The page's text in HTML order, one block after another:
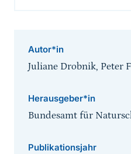
Autor*in
Juliane Drobnik, Peter
Herausgeber*in
Bundesamt für
Publikationsjahr